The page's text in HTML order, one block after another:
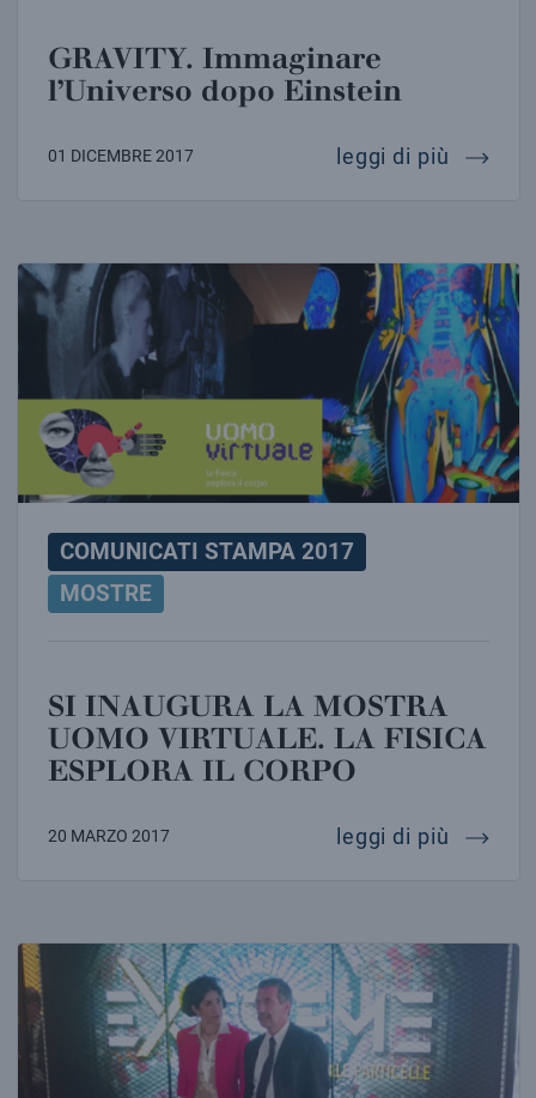
GRAVITY. Immaginare
l’Universo dopo Einstein
01 DICEMBRE 2017 leggi di più
SI INAUGURA LA MOSTRA UOMO VIRTUALE. LA
COMUNICATI STAMPA 2017
MOSTRE
SI INAUGURA LA MOSTRA
UOMO VIRTUALE. LA FISICA
ESPLORA IL CORPO
20 MARZO 2017 leggi di più si
APRE “EXTREME ALLA RICERCA DELLE PARTICELLE”